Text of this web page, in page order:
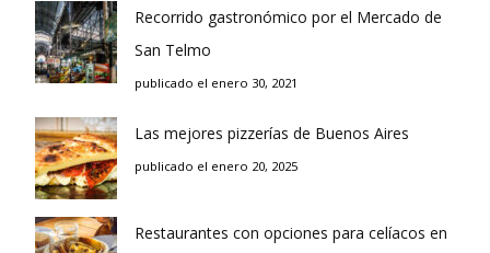
Recorrido gastronómico por el Mercado de
San Telmo
publicado el enero 30, 2021
Las mejores pizzerías de Buenos Aires
publicado el enero 20, 2025
Restaurantes con opciones para celíacos en